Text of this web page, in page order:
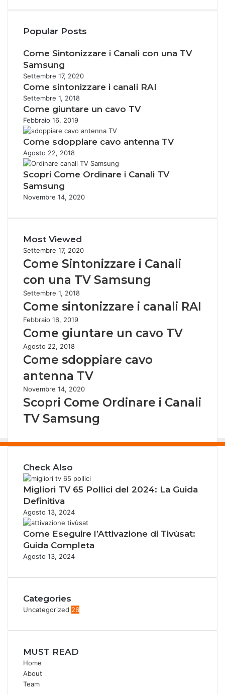
Popular Posts
Come Sintonizzare i Canali con una TV
Samsung
Settembre 17, 2020
Come sintonizzare i canali RAI
Settembre 1, 2018
Come giuntare un cavo TV
Febbraio 16, 2019
Come sdoppiare cavo antenna TV
Agosto 22, 2018
Scopri Come Ordinare i Canali TV
Samsung
Novembre 14, 2020
Most Viewed
Settembre 17, 2020
Come Sintonizzare i Canali
con una TV Samsung
Settembre 1, 2018
Come sintonizzare i canali RAI
Febbraio 16, 2019
Come giuntare un cavo TV
Agosto 22, 2018
Come sdoppiare cavo
antenna TV
Novembre 14, 2020
Scopri Come Ordinare i Canali
TV Samsung
Check Also
Migliori TV 65 Pollici del 2024: La Guida
Definitiva
Agosto 13, 2024
Come Eseguire l’Attivazione di Tivùsat:
Guida Completa
Agosto 13, 2024
Categories
Uncategorized 26
MUST READ
Home
About
Team